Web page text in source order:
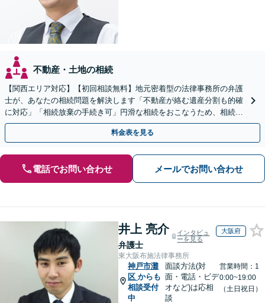
不動産・土地の相続
【関西エリア対応】【初回相談無料】地元密着型の法律事務所の弁護
士が、あなたの相続問題を解決します「不動産が絡む遺産分割も的確
に対応」「相続放棄の手続き可」円滑な相続をおこなうため、相続問
題は自分の代で解決しましょう【完全個室制】
料金表を見る
電話でお問い合わせ メールでお問い合わせ
井上 亮介
弁護士
インタビュ
ーを見る
大阪府
東大阪布施法律事務所
神戸市灘
区 からも
相談受付
中
面談方法(対
面・電話・ビデ
オなど)は応相
談
営業時間：1
0:00~19:00
（土日祝日）